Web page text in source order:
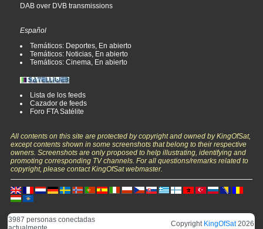
DAB over DVB transmissions
Español
Temáticos: Deportes, En abierto
Temáticos: Noticias, En abierto
Temáticos: Cinema, En abierto
Lista de los feeds
Cazador de feeds
Foro FTA Satélite
All contents on this site are protected by copyright and owned by KingOfSat,
except contents shown in some screenshots that belong to their respective
owners. Screenshots are only proposed to help illustrating, identifying and
promoting corresponding TV channels. For all questions/remarks related to
copyright, please contact KingOfSat webmaster.
3987 personas conectadas
Copyright KingOfSat2026